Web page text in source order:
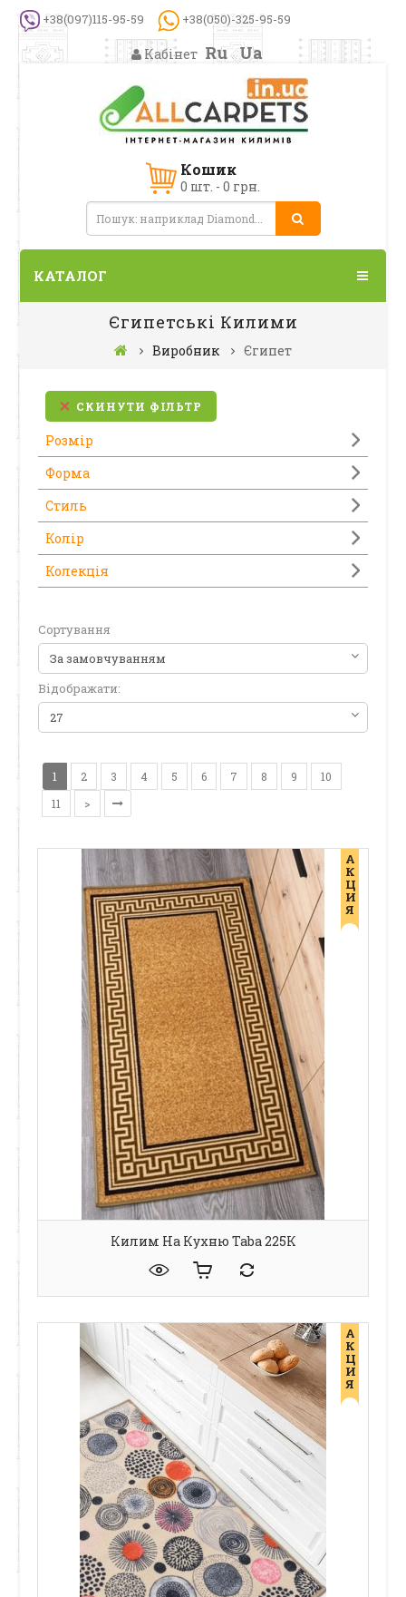
+38(097)115-95-59 +38(050)-325-95-59
Кабінет Ru Ua
Кошик
0 шт. - 0 грн.
КАТАЛОГ
Єгипетські Килими
Виробник Єгипет
СКИНУТИ ФІЛЬТР
Розмір
Форма
Стиль
Колір
Колекція
Сортування
Відображати:
1 2 3 4 5 6 7 8 9
10
11
>
А
К
Ц
И
Я
Килим На Кухню Taba 225К
А
К
Ц
И
Я